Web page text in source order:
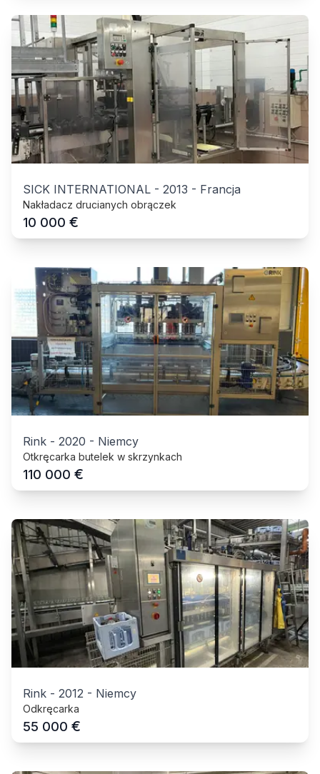
SICK INTERNATIONAL - 2013 - Francja
Nakładacz drucianych obrączek
10 000 €
Rink - 2020 - Niemcy
Otkręcarka butelek w skrzynkach
110 000 €
Rink - 2012 - Niemcy
Odkręcarka
55 000 €